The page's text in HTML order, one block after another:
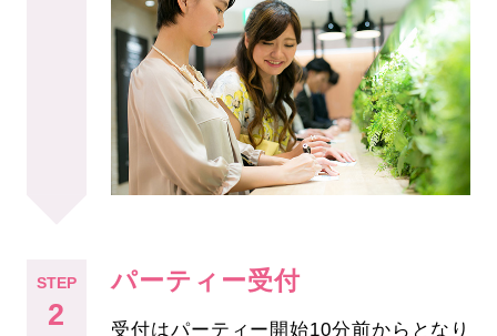
STEP
2
パーティー受付
受付はパーティー開始10分前からとなり